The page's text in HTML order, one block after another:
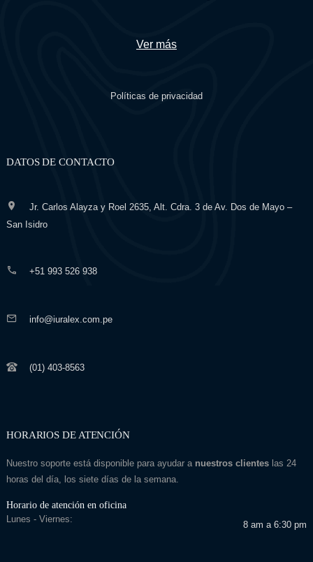
Ver más
Políticas de privacidad
DATOS DE CONTACTO
Jr. Carlos Alayza y Roel 2635, Alt. Cdra. 3 de Av. Dos de Mayo –
San Isidro
+51 993 526 938
info@iuralex.com.pe
(01) 403-8563
HORARIOS DE ATENCIÓN
Nuestro soporte está disponible para ayudar a nuestros clienteslas 24
horas del día, los siete días de la semana.
Horario de atención en oficina
Lunes - Viernes:
8 am a 6:30 pm